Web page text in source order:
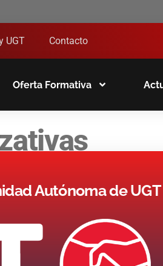
UGT Contacto
Oferta Formativa
Autónoma de UGT